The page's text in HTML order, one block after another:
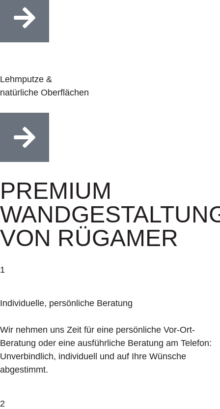
Lehmputze &
natürliche Oberflächen
PREMIUM
VON RÜGAMER
1
Individuelle, persönliche Beratung
Wir nehmen uns Zeit für eine persönliche Vor-Ort-
Beratung oder eine ausführliche Beratung am Telefon:
Unverbindlich, individuell und auf Ihre Wünsche
abgestimmt.
2